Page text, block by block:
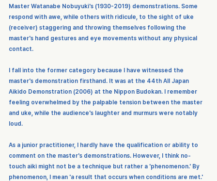
Master Watanabe Nobuyuki's (1930-2019) demonstrations. Some
respond with awe, while others with ridicule, to the sight of uke
(receiver) staggering and throwing themselves following the
master's hand gestures and eye movements without any physical
contact.
I fall into the former category because I have witnessed the
master's demonstration firsthand. It was at the 44th All Japan
Aikido Demonstration (2006) at the Nippon Budokan. I remember
feeling overwhelmed by the palpable tension between the master
and uke, while the audience's laughter and murmurs were notably
loud.
As a junior practitioner, I hardly have the qualification or ability to
comment on the master's demonstrations. However, I think no-
touch aiki might not be a technique but rather a 'phenomenon.' By
phenomenon, I mean 'a result that occurs when conditions are met.'